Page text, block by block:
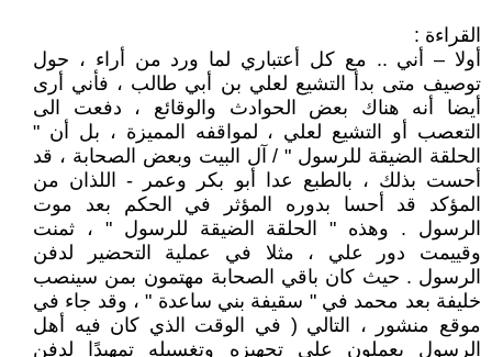
القراءة :
أولا – أني .. مع كل أعتباري لما ورد من أراء ، حول
توصيف متى بدأ التشيع لعلي بن أبي طالب ، فأني أرى
أيضا أنه هناك بعض الحوادث والوقائع ، دفعت الى
التعصب أو التشيع لعلي ، لمواقفه المميزة ، بل أن "
الحلقة الضيقة للرسول " / آل البيت وبعض الصحابة ، قد
أحست بذلك ، بالطبع عدا أبو بكر وعمر - اللذان من
المؤكد قد أحسا بدوره المؤثر في الحكم بعد موت
الرسول . وهذه " الحلقة الضيقة للرسول " ، ثمنت
وقييمت دور علي ، مثلا في عملية التحضير لدفن
الرسول . حيث كان باقي الصحابة مهتمون بمن سينصب
خليفة بعد محمد في " سقيفة بني ساعدة " ، وقد جاء في
موقع منشور ، التالي ( في الوقت الذي كان فيه أهل
الرسول يعملون على تجهيزه وتغسيله تمهيدًا لدفن